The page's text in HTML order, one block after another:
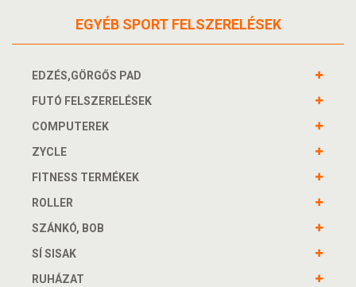
EGYÉB SPORT FELSZERELÉSEK
EDZÉS,GÖRGŐS PAD
FUTÓ FELSZERELÉSEK
COMPUTEREK
ZYCLE
FITNESS TERMÉKEK
ROLLER
SZÁNKÓ, BOB
SÍ SISAK
RUHÁZAT